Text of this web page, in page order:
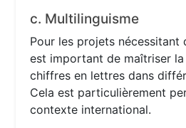
c. Multilinguisme
Pour les projets nécessitant
est important de maîtriser
chiffres en lettres dans
Cela est particulièrement
contexte international.